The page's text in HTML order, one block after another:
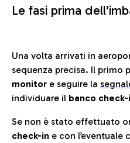
Le fasi prima
Una volta arrivati in
sequenza precisa. Il primo
monitor e seguire la
individuare il banco
Se non è stato effettuato
check-in e con l’eventuale